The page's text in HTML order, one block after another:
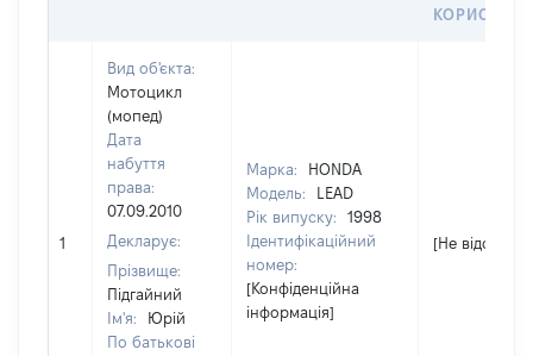
1
Вид об'єкта:
Мотоцикл
(мопед)
Дата
набуття
права:
07.09.2010
Декларує:
Прізвище:
Підгайний
Ім'я:
Юрій
По батькові
Марка:
HONDA
Модель:
LEAD
Рік випуску:
1998
Ідентифікаційний
номер:
[Конфіденційна
інформація]
[Не відомо]